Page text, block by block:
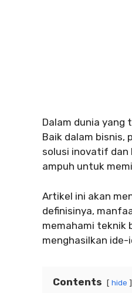
Dalam dunia yang
Baik dalam bisnis,
solusi inovatif dan
ampuh untuk
Artikel ini akan
definisinya,
memahami teknik
menghasilkan
Contents hide